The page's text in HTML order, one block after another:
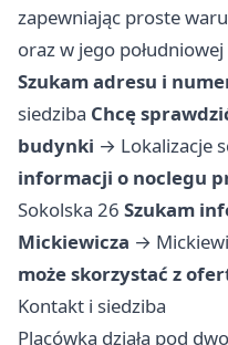
zapewniając proste
oraz w jego południowej
Szukam adresu i
siedziba Chcę
budynki → Lokalizacje
informacji o noclegu
Sokolska 26 Szukam
Mickiewicza →
może skorzystać z
Kontakt i siedziba
Placówka działa pod